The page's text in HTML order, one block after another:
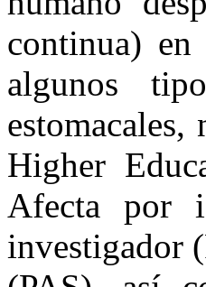
continua) en
algunos
Higher
Afecta por
investigador